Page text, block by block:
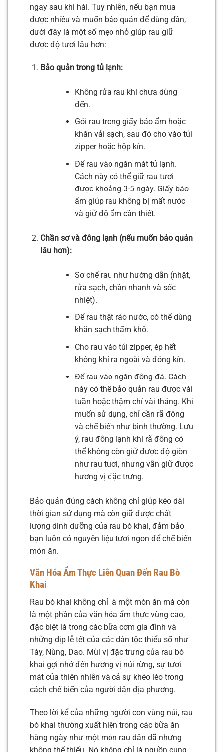
ngay sau khi hái. Tuy nhiên, nếu bạn mua
được nhiều và muốn bảo quản để dùng dần,
dưới đây là một số mẹo nhỏ giúp rau giữ
được độ tươi lâu hơn:
Bảo quản trong tủ lạnh:
Không rửa rau khi chưa dùng
đến.
Gói rau trong giấy báo ẩm hoặc
khăn vải sạch, sau đó cho vào túi
zipper hoặc hộp kín.
Để rau vào ngăn mát tủ lạnh.
Cách này có thể giữ rau tươi
được khoảng 3-5 ngày. Giấy báo
ẩm giúp rau không bị mất nước
và giữ độ ẩm cần thiết.
Chần sơ và đông lạnh (nếu muốn bảo quản
lâu hơn):
Sơ chế rau như hướng dẫn (nhặt,
rửa sạch, chần nhanh và sốc
nhiệt).
Để rau thật ráo nước, có thể dùng
khăn sạch thấm khô.
Cho rau vào túi zipper, ép hết
không khí ra ngoài và đóng kín.
Để rau vào ngăn đông đá. Cách
này có thể bảo quản rau được vài
tuần hoặc thậm chí vài tháng. Khi
muốn sử dụng, chỉ cần rã đông
và chế biến như bình thường. Lưu
ý, rau đông lạnh khi rã đông có
thể không còn giữ được độ giòn
như rau tươi, nhưng vẫn giữ được
hương vị đặc trưng.
Bảo quản đúng cách không chỉ giúp kéo dài
thời gian sử dụng mà còn giữ được chất
lượng dinh dưỡng của rau bò khai, đảm bảo
bạn luôn có nguyên liệu tươi ngon để chế biến
món ăn.
Văn Hóa Ẩm Thực Liên Quan Đến Rau Bò
Khai
Rau bò khai không chỉ là một món ăn mà còn
là một phần của văn hóa ẩm thực vùng cao,
đặc biệt là trong các bữa cơm gia đình và
những dịp lễ tết của các dân tộc thiểu số như
Tày, Nùng, Dao. Mùi vị đặc trưng của rau bò
khai gợi nhớ đến hương vị núi rừng, sự tươi
mát của thiên nhiên và cả sự khéo léo trong
cách chế biến của người dân địa phương.
Theo lời kể của những người con vùng núi, rau
bò khai thường xuất hiện trong các bữa ăn
hàng ngày như một món rau dân dã nhưng
không thể thiếu. Nó không chỉ là nguồn cung